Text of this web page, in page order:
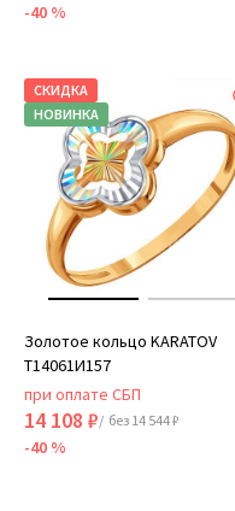
-40 %
СКИДКА
НОВИНКА
Золотое кольцо KARATOV
Т14061И157
при оплате СБП
14 108 ₽/ без 14 544 ₽
-40 %